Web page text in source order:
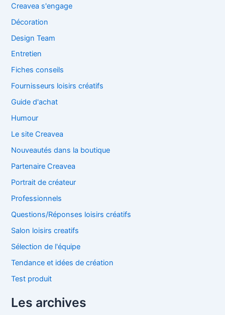
Creavea s'engage
Décoration
Design Team
Entretien
Fiches conseils
Fournisseurs loisirs créatifs
Guide d'achat
Humour
Le site Creavea
Nouveautés dans la boutique
Partenaire Creavea
Portrait de créateur
Professionnels
Questions/Réponses loisirs créatifs
Salon loisirs creatifs
Sélection de l'équipe
Tendance et idées de création
Test produit
Les archives